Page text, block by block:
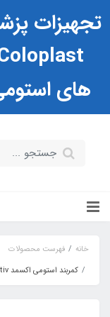
تجهیزات
های
خانه
فهرست محصولات
کمربند استومی اکسمد OxMed-Zensetiv و 125 در 2/8 سانتیمتر ABS125